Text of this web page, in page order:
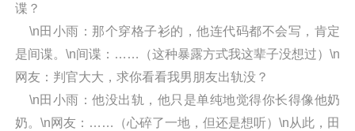
谍？
\n田小雨：那个穿格子衫的，他连代码都不会写，肯定
是间谍。\n间谍：……（这种暴露方式我这辈子没想过）\n
网友：判官大大，求你看看我男朋友出轨没？
\n田小雨：他没出轨，他只是单纯地觉得你长得像他奶
奶。\n网友：……（心碎了一地，但还是想听）\n从此，田